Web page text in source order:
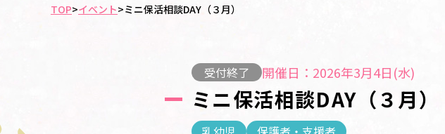
TOP>イベント>ミニ保活相談DAY（３月）
受付終了 開催日：2026年3月4日(水)
ミニ保活相談DAY（３月）